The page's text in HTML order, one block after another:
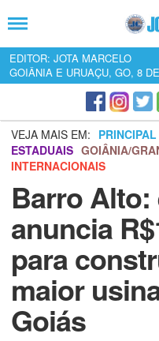
EDITOR: JOTA MARCELO
GOIÂNIA E URUAÇU, GO, 8
VEJA MAIS EM: PRINCIPAL
ESTADUAIS GOIÂNIA/
INTERNACIONAIS
Barro
anuncia
para
maior
Goiás